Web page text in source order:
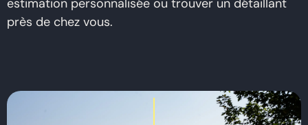
estimation personnalisée ou trouver un détaillant
près de chez vous.